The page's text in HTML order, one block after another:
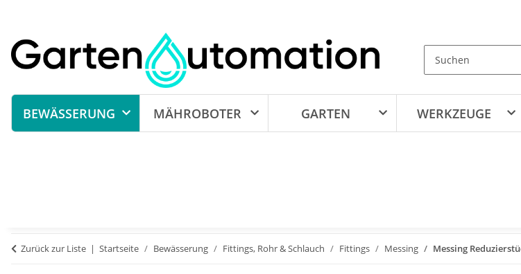
BEWÄSSERUNG MÄHROBOTER GARTEN WERKZEUGE
Zurück zur Liste Startseite Bewässerung Fittings, Rohr & Schlauch Fittings Messing Messing